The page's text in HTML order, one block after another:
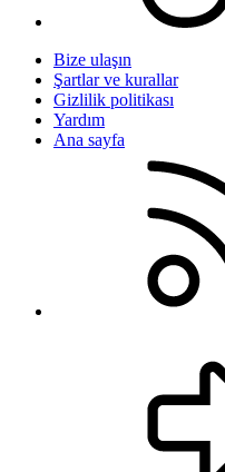
Bize ulaşın
Şartlar ve kurallar
Gizlilik politikası
Yardım
Ana sayfa